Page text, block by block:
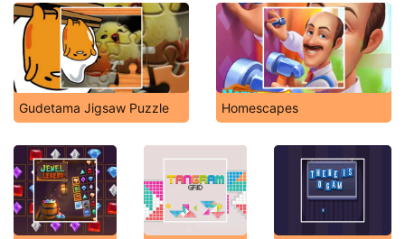
Gudetama Jigsaw Puzzle Homescapes